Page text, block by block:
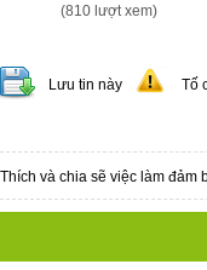
(810 lượt xem)
Lưu tin này Tố
Thích và chia sẽ việc làm đảm